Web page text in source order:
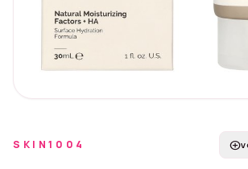
SKIN1004 add_circle